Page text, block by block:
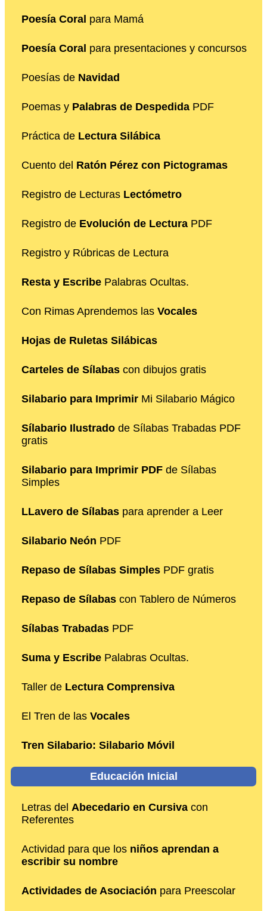
Poesía Coral para Mamá
Poesía Coral para presentaciones y concursos
Poesías de Navidad
Poemas y Palabras de Despedida PDF
Práctica de Lectura Silábica
Cuento del Ratón Pérez con Pictogramas
Registro de Lecturas Lectómetro
Registro de Evolución de Lectura PDF
Registro y Rúbricas de Lectura
Resta y Escribe Palabras Ocultas.
Con Rimas Aprendemos las Vocales
Hojas de Ruletas Silábicas
Carteles de Sílabas con dibujos gratis
Silabario para Imprimir Mi Silabario Mágico
Sílabario Ilustrado de Sílabas Trabadas PDF
gratis
Silabario para Imprimir PDF de Sílabas
Simples
LLavero de Sílabas para aprender a Leer
Silabario Neón PDF
Repaso de Sílabas Simples PDF gratis
Repaso de Sílabas con Tablero de Números
Sílabas Trabadas PDF
Suma y Escribe Palabras Ocultas.
Taller de Lectura Comprensiva
El Tren de las Vocales
Tren Silabario: Silabario Móvil
Educación Inicial
Letras del Abecedario en Cursiva con
Referentes
Actividad para que los niños aprendan a
escribir su nombre
Actividades de Asociación para Preescolar